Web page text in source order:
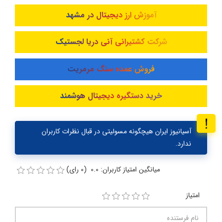
آموزش ارز دیجیتال در مشهد
شرکت کشتیرانی آنی دریا لجستیک
فروش عمده سنگ مرمریت
خرید دستگیره دیجیتال هوشمند
آسیانیوز ایران هیچگونه مسولیتی در قبال نظرات کاربران
ندارد.
میانگین امتیاز کاربران: 0.0 (0 رای)
امتیاز